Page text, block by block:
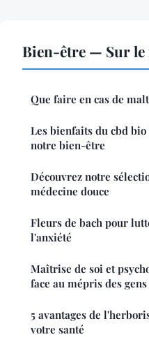
Bien-être — Sur le
Que faire en cas de
Les bienfaits du cbd
notre bien-être
Découvrez notre
médecine douce
Fleurs de bach pour
l'anxiété
Maîtrise de soi et
face au mépris des gens
5 avantages de
votre santé